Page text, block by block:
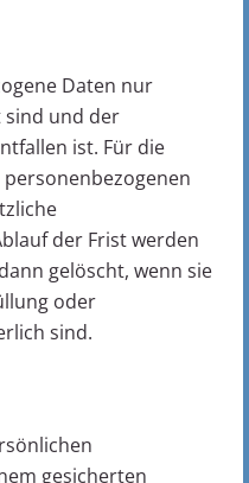
Daten nur
sind und der
ist. Für die
der Frist werden
gelöscht, wenn sie
oder
sind.
gesicherten